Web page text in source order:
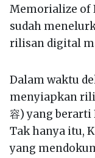
Memorialize of
sudah
rilisan digital
Dalam waktu
menyiapkan
容) yang berarti
Tak hanya itu,
yang